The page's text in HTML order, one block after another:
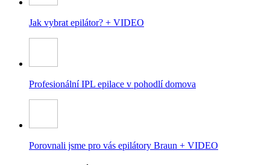
Jak vybrat epilátor? + VIDEO
Profesionální IPL epilace v pohodlí domova
Porovnali jsme pro vás epilátory Braun + VIDEO